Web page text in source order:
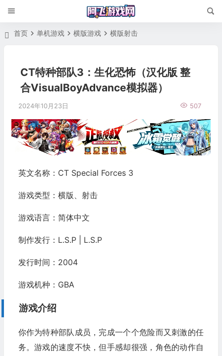
首页 单机游戏 横版游戏 横版射击
CT特种部队3：生化恐怖（汉化版 整
合VisualBoyAdvance模拟器）
2024年10月23日 507
英文名称：CT Special Forces 3
游戏类型：横版、射击
游戏语言：简体中文
制作发行：L.S.P | L.S.P
发行时间：2004
游戏机种：GBA
游戏介绍
你作为特种部队成员，完成一个个危险而又刺激的任
务。游戏的速度不快，但手感却很强，角色的动作自